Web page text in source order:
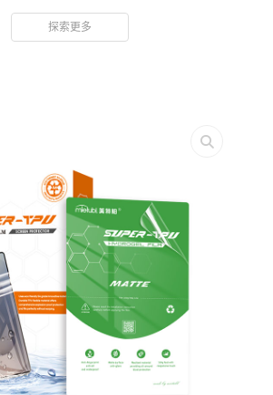
探索更多